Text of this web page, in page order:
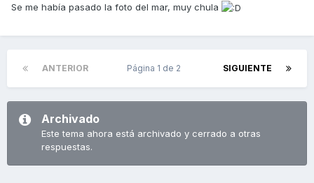
Se me había pasado la foto del mar, muy chula
ANTERIOR SIGUIENTE
Página 1 de 2
Archivado
Este tema ahora está archivado y cerrado a otras
respuestas.